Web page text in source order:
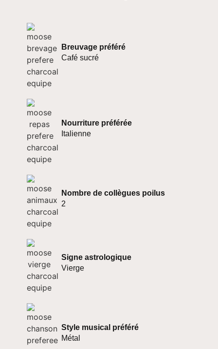
Breuvage préféré
Café sucré
Nourriture préférée
Italienne
Nombre de collègues poilus
2
Signe astrologique
Vierge
Style musical préféré
Métal